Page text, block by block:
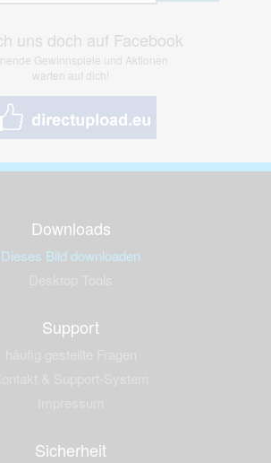
uns doch auf Facebook
Gewinnspiele und Aktionen
warten auf dich!
Downloads
Dieses Bild downloaden
Support
Sicherheit